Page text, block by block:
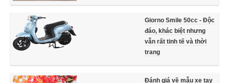
Giorno Smile 50cc - Độc
đáo, khác biệt nhưng
vẫn rất tinh tế và thời
trang
Đánh giá về mẫu xe tay